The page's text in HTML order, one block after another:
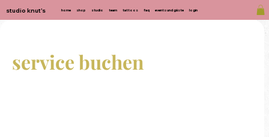
studio knut's home shop studio team tattoos faq events und gäste login
service buchen